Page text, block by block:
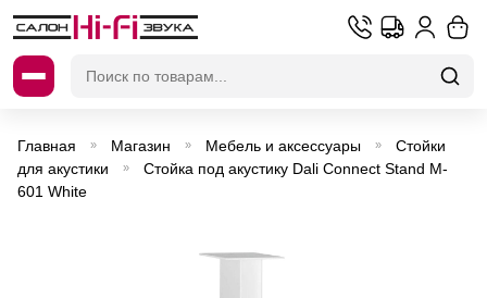
Главная » Магазин » Мебель и аксессуары »
Стойки
для акустики
»
Стойка под акустику Dali Connect Stand M-
601 White